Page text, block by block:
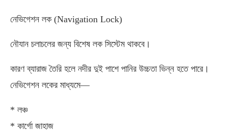
নেভিগেশন লক (Navigation Lock)
নৌযান চলাচলের জন্য বিশেষ লক সিস্টেম থাকবে।
কারণ ব্যারাজ তৈরি হলে নদীর দুই পাশে পানির উচ্চতা ভিন্ন হতে পারে।
নেভিগেশন লকের মাধ্যমে—
* লঞ্চ
* কার্গো জাহাজ